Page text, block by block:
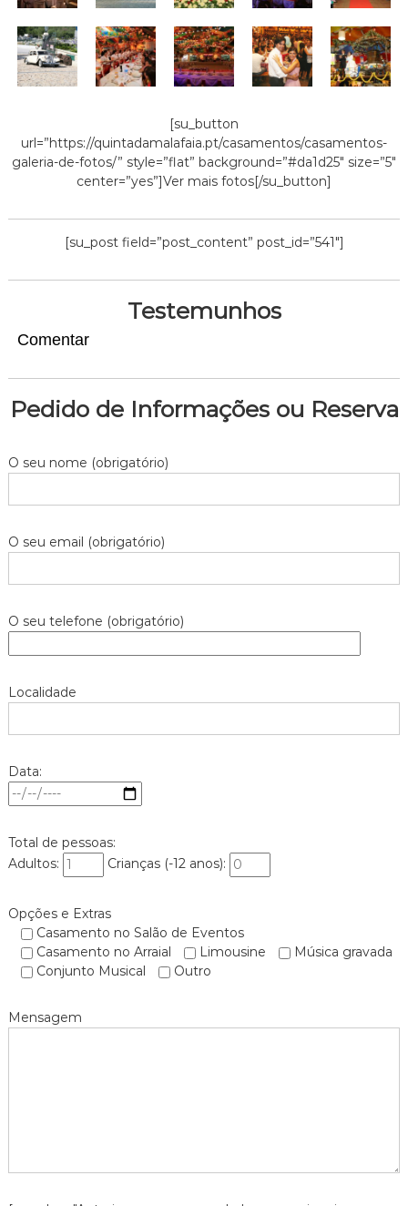
[su_button
url=”https://quintadamalafaia.pt/casamentos/casamentos-
galeria-de-fotos/” style=”flat” background=”#da1d25″ size=”5″
center=”yes”]Ver mais fotos[/su_button]
[su_post field=”post_content” post_id=”541″]
Testemunhos
Comentar
Pedido de Informações ou Reserva
O seu nome (obrigatório)
O seu email (obrigatório)
O seu telefone (obrigatório)
Localidade
Data:
Total de pessoas:
Adultos:
Crianças (-12 anos):
Opções e Extras
Casamento no Salão de Eventos
Casamento no Arraial
Limousine
Música gravada
Conjunto Musical
Outro
Mensagem